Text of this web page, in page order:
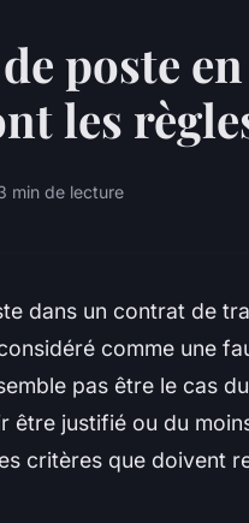
poste
les
min de lecture
dans un contrat de
comme une
pas être le cas
être justifié ou du
critères que doivent